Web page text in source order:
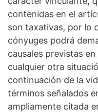
contenidas en el
son taxativas, por lo
cónyuges podrá
causales previstas
cualquier otra
continuación de la
términos señalados
ampliamente citada